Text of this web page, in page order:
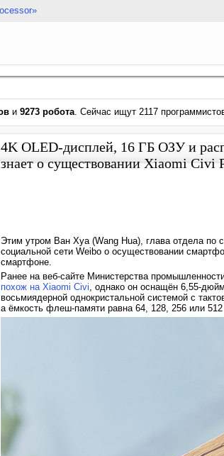
и 9273 робота. Сейчас ищут 2117
4K OLED-дисплей, 16 ГБ ОЗУ и
знает о существовании Xiaomi Civi
Этим утром Ван Хуа (Wang Hua), глава отдела по
социальной сети Weibo о осуществовании
смартфоне.
Ранее на веб-сайте Министерства
похож на Xiaomi Civi, однако он оснащён 6,55-
восьмиядерной однокристальной системой с
а ёмкость флеш-памяти равна 64, 128, 256 или